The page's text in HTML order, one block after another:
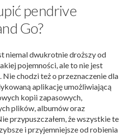
pendrive
Go?
niemal dwukrotnie droższy od
pojemności, ale to nie jest
Nie chodzi też o przeznaczenie dla
aplikację umożliwiającą
kopii zapasowych,
plików, albumów oraz
przypuszczałem, że wszystkie te
i przyjemniejsze od robienia